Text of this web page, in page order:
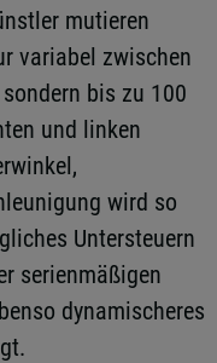
mutieren
variabel zwischen
bis zu 100
und linken
wird so
Untersteuern
serienmäßigen
dynamischeres